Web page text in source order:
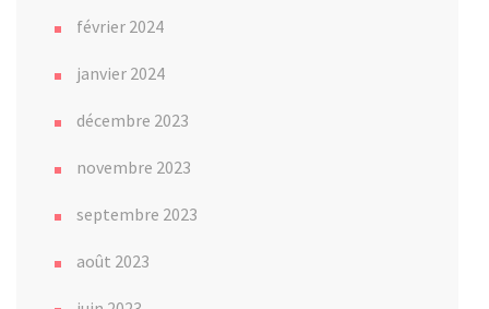
février 2024
janvier 2024
décembre 2023
novembre 2023
septembre 2023
août 2023